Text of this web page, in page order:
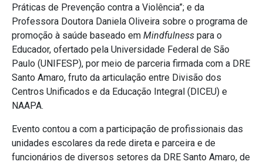
Práticas de Prevenção contra a Violência”; e da
Professora Doutora Daniela Oliveira sobre o programa de
promoção à saúde baseado em Mindfulness para o
Educador, ofertado pela Universidade Federal de São
Paulo (UNIFESP), por meio de parceria firmada com a DRE
Santo Amaro, fruto da articulação entre Divisão dos
Centros Unificados e da Educação Integral (DICEU) e
NAAPA.
Evento contou a com a participação de profissionais das
unidades escolares da rede direta e parceira e de
funcionários de diversos setores da DRE Santo Amaro, de